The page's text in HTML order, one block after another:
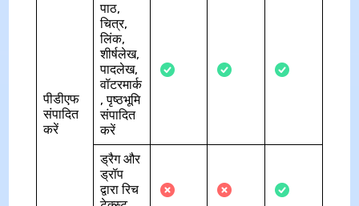
पीडीएफ
संपादित
करें
पाठ,
चित्र,
लिंक,
शीर्षलेख,
पादलेख,
वॉटरमार्क
, पृष्ठभूमि
संपादित
करें
ड्रैग और
ड्रॉप
द्वारा रिच